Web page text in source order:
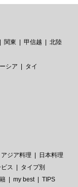
関東 甲信越
北陸
シア
タイ
アジア料理
日本料理
ス
タイプ別
my best
TIPS